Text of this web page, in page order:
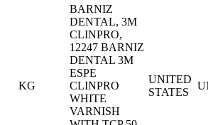
KG
BARNIZ
DENTAL, 3M
CLINPRO,
12247 BARNIZ
DENTAL 3M
ESPE
CLINPRO
WHITE
VARNISH
UNITED
STATES